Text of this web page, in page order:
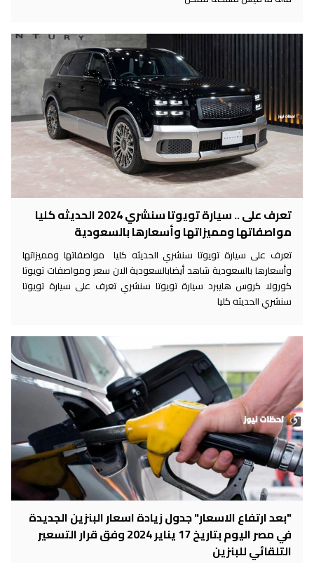
تعرف على .. سيارة تويوتا سنشري 2024 الحديثه كليا
مواصفاتها ومميزاتها وأسعارها بالسعودية
تعرف على سيارة تويوتا سنشري الحديثه كليا مواصفاتها ومميزاتها
وأسعارها بالسعودية شاهد أيضابالسعودية الان سعر ومواصفات تويوتا
كورولا كروس هايبرد سيارة تويوتا سنشري تعرف على سيارة تويوتا
سنشري الحديثه كليا
"بعد ارتفاع الاسعار" جدول زيادة اسعار البنزين الجديدة
في مصر اليوم بتاريخ 17 يناير 2024 وفق قرار التسعير
التلقائي للبنزين